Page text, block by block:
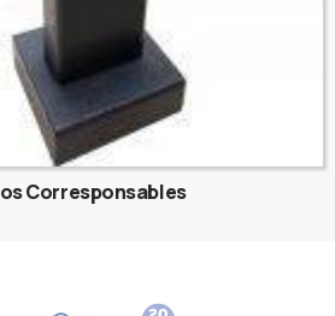
Corresponsables